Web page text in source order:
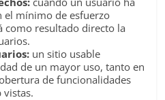
el mínimo de esfuerzo
como resultado directo la
un sitio usable
de un mayor uso, tanto en
de funcionalidades
vistas.